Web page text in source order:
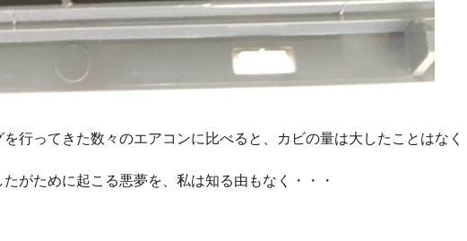
行ってきた数々のエアコンに比べると、カビの量は大したことはなく
がために起こる悪夢を、私は知る由もなく・・・